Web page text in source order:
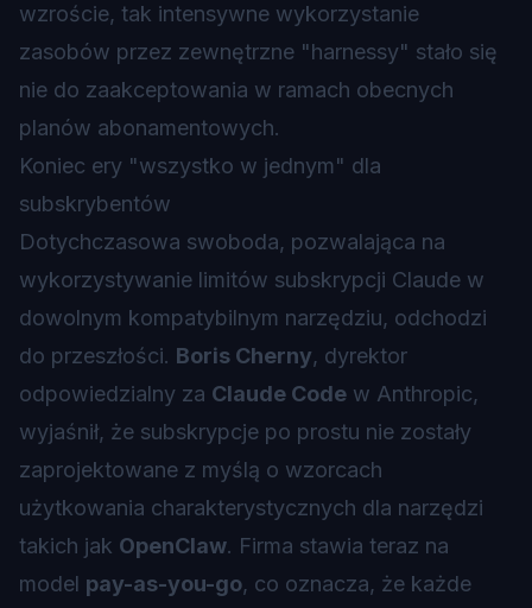
wzroście, tak intensywne wykorzystanie
zasobów przez zewnętrzne "harnessy" stało się
nie do zaakceptowania w ramach obecnych
planów abonamentowych.
Koniec ery "wszystko w jednym" dla
subskrybentów
Dotychczasowa swoboda, pozwalająca na
wykorzystywanie limitów subskrypcji Claude w
dowolnym kompatybilnym narzędziu, odchodzi
do przeszłości. Boris Cherny, dyrektor
odpowiedzialny za Claude Code w Anthropic,
wyjaśnił, że subskrypcje po prostu nie zostały
zaprojektowane z myślą o wzorcach
użytkowania charakterystycznych dla narzędzi
takich jak OpenClaw. Firma stawia teraz na
model pay-as-you-go, co oznacza, że każde